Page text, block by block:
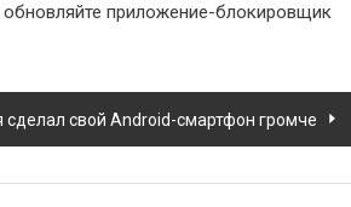
приложение-блокировщик
сделал свой Android-смартфон громче